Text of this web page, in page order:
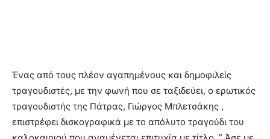
Ένας από τους πλέον αγαπημένους και δημοφιλείς
τραγουδιστές, με την φωνή που σε ταξιδεύει, ο ερωτικός
τραγουδιστής της Πάτρας, Γιώργος Μπλετσάκης ,
επιστρέφει δισκογραφικά με το απόλυτο τραγούδι του